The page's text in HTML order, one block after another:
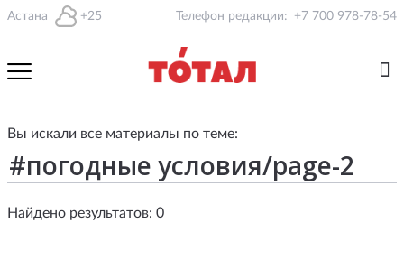
Астана +25 Телефон редакции: +7 700 978-78-54
Вы искали все материалы по теме:
Найдено результатов: 0